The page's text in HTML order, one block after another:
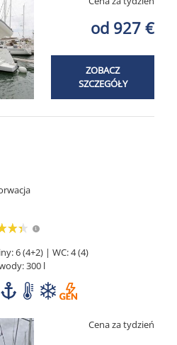
od 927 €
ZOBACZ
SZCZEGÓŁY
6 (4+2) | WC: 4 (4)
300 l
Cena za tydzień